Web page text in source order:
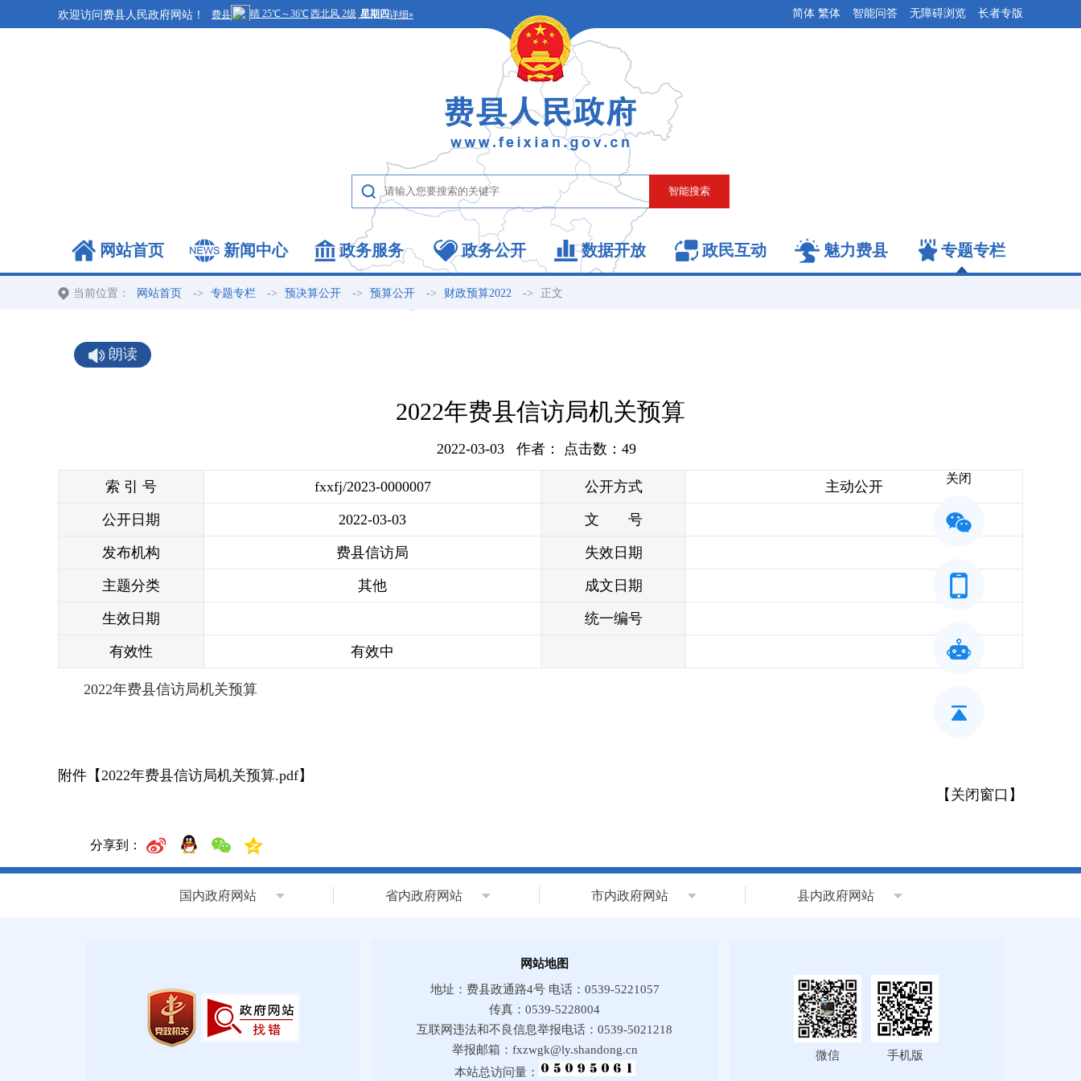
欢迎访问费县人民政府网站！ 智能问答 无障碍浏览 长者专版
简体 繁体
网站首页 新闻中心 政务服务 政务公开 数据开放 政民互动 魅力费县 专题专栏
当前位置： 网站首页 -> 专题专栏 -> 预决算公开 -> 预算公开 -> 财政预算2022 -> 正文
朗读
2022年费县信访局机关预算
2022-03-03 作者： 点击数： 49
索 引 号 fxxfj/2023-0000007 公开方式 主动公开
公开日期 2022-03-03 文 号
发布机构 费县信访局 失效日期
主题分类 其他 成文日期
生效日期 统一编号
有效性 有效中
2022年费县信访局机关预算
附件【2022年费县信访局机关预算.pdf】
【 关闭窗口 】
分享到：
国内政府网站 省内政府网站 市内政府网站 县内政府网站
网站地图
地址：费县政通路4号 电话：0539-5221057
传真：0539-5228004
互联网违法和不良信息举报电话：0539-5021218
举报邮箱：fxzwgk@ly.shandong.cn
本站总访问量：
微信 手机版
关闭